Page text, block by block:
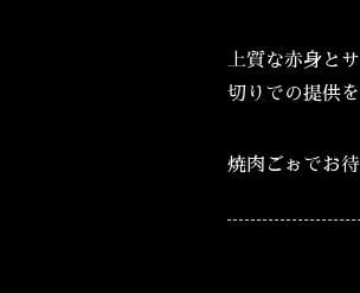
上質な赤身と
切りでの提供
焼肉ごぉでお